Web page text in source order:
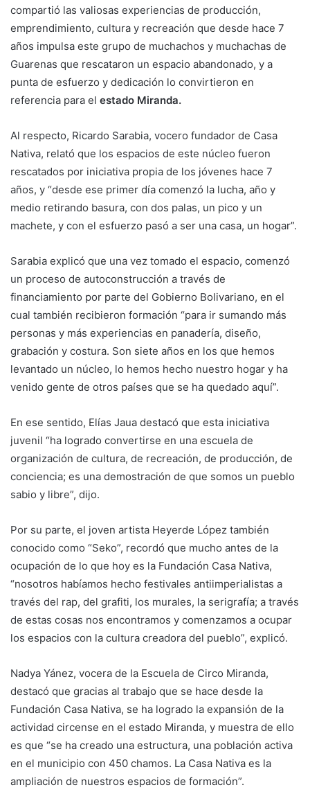
compartió las valiosas experiencias de producción,
emprendimiento, cultura y recreación que desde hace 7
años impulsa este grupo de muchachos y muchachas de
Guarenas que rescataron un espacio abandonado, y a
punta de esfuerzo y dedicación lo convirtieron en
referencia para el estado Miranda.
Al respecto, Ricardo Sarabia, vocero fundador de Casa
Nativa, relató que los espacios de este núcleo fueron
rescatados por iniciativa propia de los jóvenes hace 7
años, y “desde ese primer día comenzó la lucha, año y
medio retirando basura, con dos palas, un pico y un
machete, y con el esfuerzo pasó a ser una casa, un hogar”.
Sarabia explicó que una vez tomado el espacio, comenzó
un proceso de autoconstrucción a través de
financiamiento por parte del Gobierno Bolivariano, en el
cual también recibieron formación “para ir sumando más
personas y más experiencias en panadería, diseño,
grabación y costura. Son siete años en los que hemos
levantado un núcleo, lo hemos hecho nuestro hogar y ha
venido gente de otros países que se ha quedado aquí”.
En ese sentido, Elías Jaua destacó que esta iniciativa
juvenil “ha logrado convertirse en una escuela de
organización de cultura, de recreación, de producción, de
conciencia; es una demostración de que somos un pueblo
sabio y libre”, dijo.
Por su parte, el joven artista Heyerde López también
conocido como “Seko”, recordó que mucho antes de la
ocupación de lo que hoy es la Fundación Casa Nativa,
“nosotros habíamos hecho festivales antiimperialistas a
través del rap, del grafiti, los murales, la serigrafía; a través
de estas cosas nos encontramos y comenzamos a ocupar
los espacios con la cultura creadora del pueblo”, explicó.
Nadya Yánez, vocera de la Escuela de Circo Miranda,
destacó que gracias al trabajo que se hace desde la
Fundación Casa Nativa, se ha logrado la expansión de la
actividad circense en el estado Miranda, y muestra de ello
es que “se ha creado una estructura, una población activa
en el municipio con 450 chamos. La Casa Nativa es la
ampliación de nuestros espacios de formación”.